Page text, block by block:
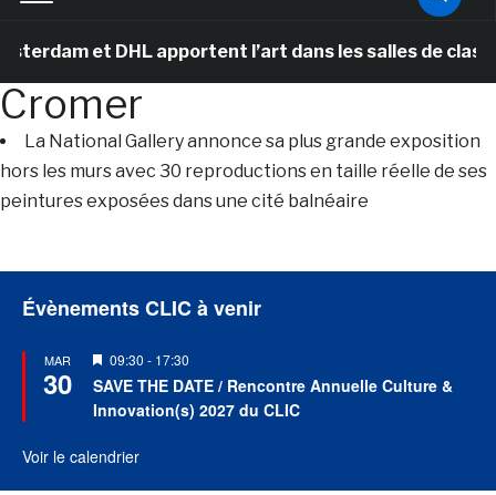
et DHL apportent l’art dans les salles de classe
Cromer
La National Gallery annonce sa plus grande exposition
hors les murs avec 30 reproductions en taille réelle de ses
peintures exposées dans une cité balnéaire
Évènements CLIC à venir
MAR
30
Mis
en
avant
09:30 - 17:30
SAVE THE DATE / Rencontre Annuelle Culture &
Innovation(s) 2027 du CLIC
Voir le calendrier